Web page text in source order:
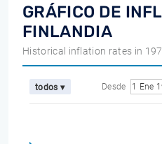
GRÁFICO DE
FINLANDIA
Historical inflation rates in
todos ▾ Desde 1 Ene